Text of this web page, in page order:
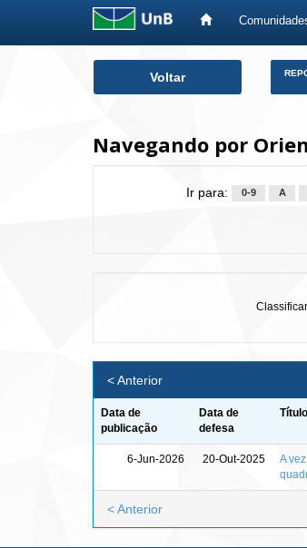
Voltar
Navegando por
Ir para: 0-9 A
< Anterior
Data de
publicação
Data de
defesa
Título
6-Jun-2026 20-Out-2025
A
< Anterior